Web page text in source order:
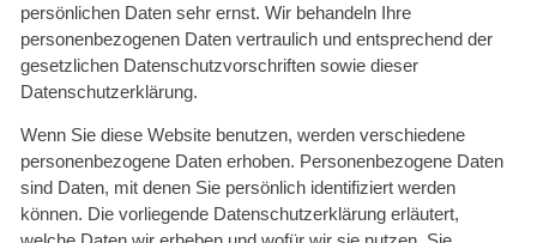
persönlichen Daten sehr ernst. Wir behandeln Ihre
personenbezogenen Daten vertraulich und entsprechend der
gesetzlichen Datenschutzvorschriften sowie dieser
Datenschutzerklärung.
Wenn Sie diese Website benutzen, werden verschiedene
personenbezogene Daten erhoben. Personenbezogene Daten
sind Daten, mit denen Sie persönlich identifiziert werden
können. Die vorliegende Datenschutzerklärung erläutert,